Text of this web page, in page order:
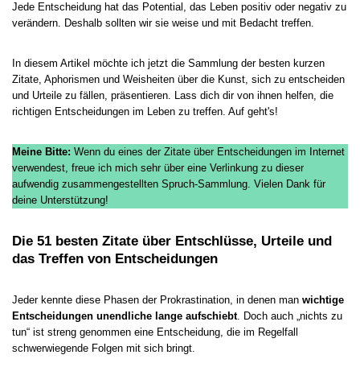
Jede Entscheidung hat das Potential, das Leben positiv oder negativ zu
verändern. Deshalb sollten wir sie weise und mit Bedacht treffen.
In diesem Artikel möchte ich jetzt die Sammlung der besten kurzen
Zitate, Aphorismen und Weisheiten über die Kunst, sich zu entscheiden
und Urteile zu fällen, präsentieren. Lass dich dir von ihnen helfen, die
richtigen Entscheidungen im Leben zu treffen. Auf geht's!
Meine Bitte: Wenn du eines der Zitate über Entscheidungen im Internet
verwendest, freue ich mich sehr über eine Verlinkung zu dieser
aufwendig zusammengestellten Spruch-Sammlung. Vielen Dank für
deine Unterstützung!
Die 51 besten Zitate über Entschlüsse, Urteile und
das Treffen von Entscheidungen
Jeder kennte diese Phasen der Prokrastination, in denen man wichtige
Entscheidungen unendliche lange aufschiebt. Doch auch „nichts zu
tun“ ist streng genommen eine Entscheidung, die im Regelfall
schwerwiegende Folgen mit sich bringt.